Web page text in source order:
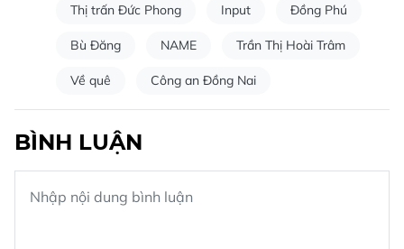
Thị trấn Đức Phong Input Đồng Phú
Bù Đăng NAME Trần Thị Hoài Trâm
Về quê Công an Đồng Nai
BÌNH LUẬN